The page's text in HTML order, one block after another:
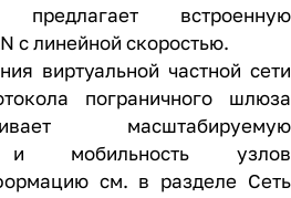
встроенную
с линейной скоростью.
виртуальной частной сети
пограничного шлюза
масштабируемую
и мобильность узлов
см. в разделе Сеть